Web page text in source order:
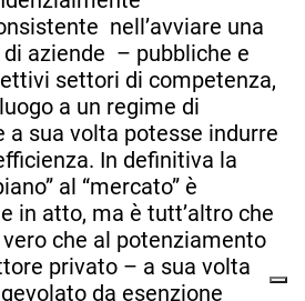
nell’avviare una
aziende – pubbliche e
settori di competenza,
a un regime di
sua volta potesse indurre
In definitiva la
al “mercato” è
in atto, ma è tutt’altro che
che al potenziamento
privato – a sua volta
da esenzione